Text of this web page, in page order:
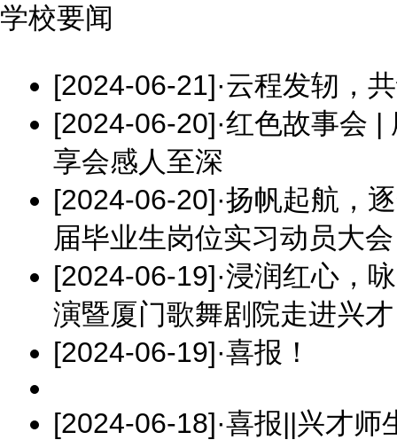
学校要闻
[2024-06-21]·云程发轫，
[2024-06-20]·红色故事会 |
享会感人至深
[2024-06-20]·扬帆起航，
届毕业生岗位实习动员大会
[2024-06-19]·浸润红心，
演暨厦门歌舞剧院走进兴才
[2024-06-19]·喜报！
[2024-06-18]·喜报||兴才师